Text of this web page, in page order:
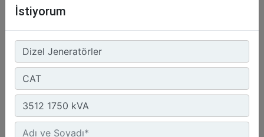
Kiralamak İstiyorum
İstiyorum